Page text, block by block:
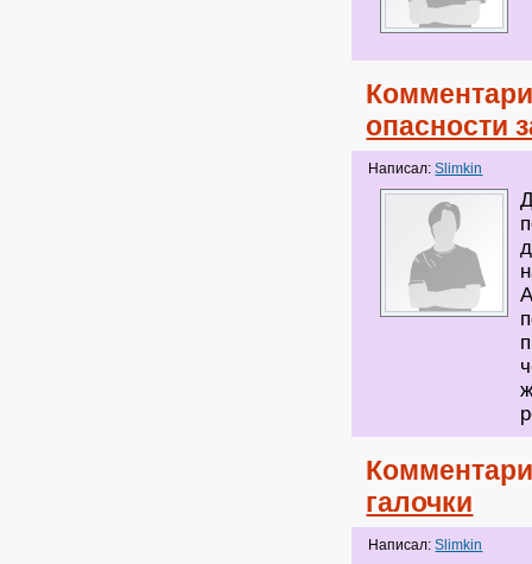
опасности
Написал:Slimkin
галочки
Написал:Slimkin